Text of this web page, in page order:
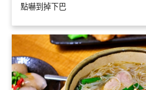
點嚇到掉下巴